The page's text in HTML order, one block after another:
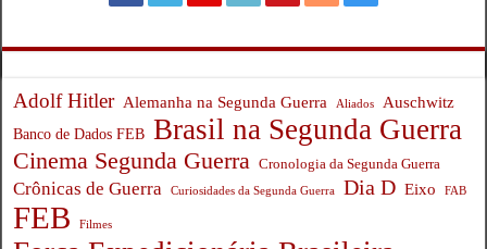
Adolf Hitler Alemanha na Segunda Guerra Aliados Auschwitz
Banco de Dados FEB Brasil na Segunda Guerra
Cinema Segunda Guerra Cronologia da Segunda Guerra
Crônicas de Guerra Curiosidades da Segunda Guerra Dia D Eixo FAB
FEB Filmes